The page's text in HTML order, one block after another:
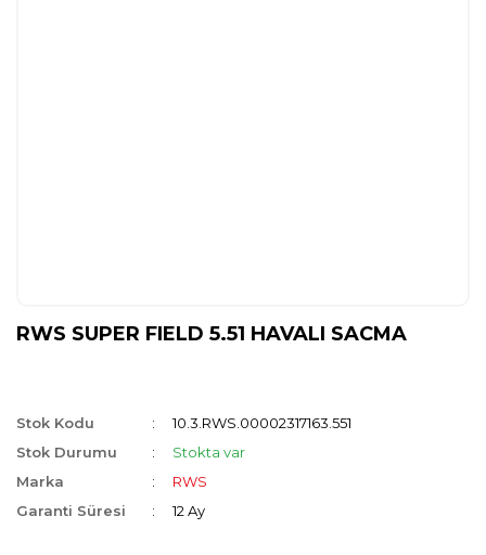
RWS SUPER FIELD 5.51 HAVALI SACMA
Stok Kodu
10.3.RWS.00002317163.551
Stok Durumu
Stokta var
Marka
RWS
Garanti Süresi
12 Ay